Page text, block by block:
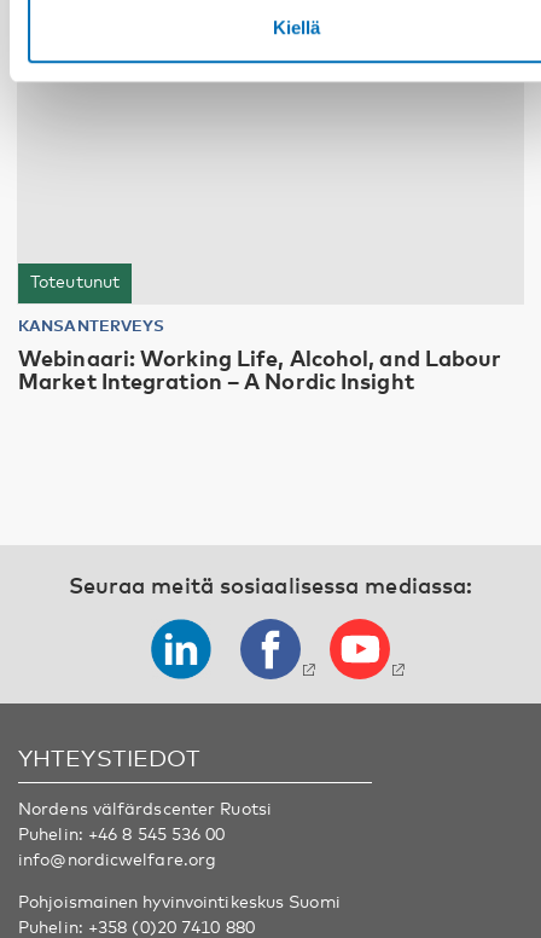
Kiellä
Toteutunut
KANSANTERVEYS
Webinaari: Working Life, Alcohol, and Labour
Market Integration – A Nordic Insight
Seuraa meitä sosiaalisessa mediassa:
YHTEYSTIEDOT
Nordens välfärdscenter Ruotsi
Puhelin: +46 8 545 536 00
info@nordicwelfare.org
Pohjoismainen hyvinvointikeskus Suomi
Puhelin: +358 (0)20 7410 880